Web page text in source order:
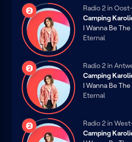
Radio
2
Radio 2 in
Camping
I Wanna Be
Eternal
Radio
2
Radio 2 in
Camping
I Wanna Be
Eternal
Radio
2
Radio 2 in
Camping